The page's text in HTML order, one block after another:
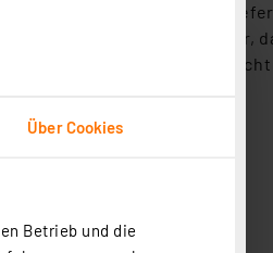
Über Cookies
Betrieb und die
Zeitinformationen
Luftfeuchtigkeit sorgt dafür,
Wochentag, auch bei